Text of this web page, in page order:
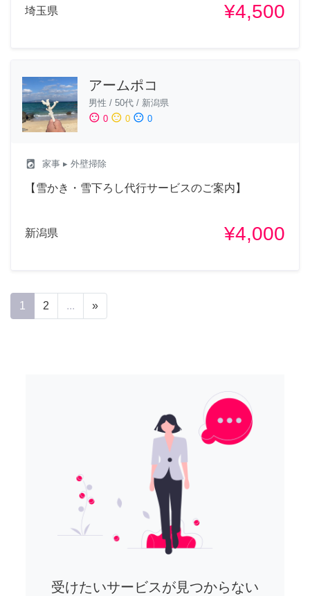
埼玉県 ¥4,500
アームポコ
男性 / 50代 / 新潟県
sentiment_satisfied 0 sentiment_neutral 0 sentiment_dissatisfied 0
local_laundry_service 家事 ▸ 外壁掃除
【雪かき・雪下ろし代行サービスのご案内】
新潟県 ¥4,000
1 2 ... »
受けたいサービスが見つからない